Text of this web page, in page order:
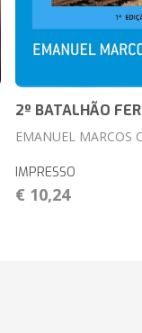
2º BATALHÃO
EMANUEL MARCOS
IMPRESSO
€ 10,24